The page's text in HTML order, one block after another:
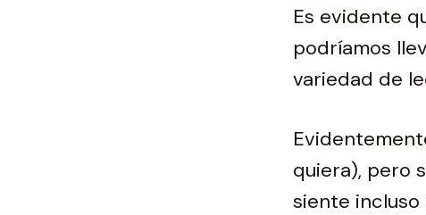
Es evidente
podríamos
variedad de
quiera), pero
siente